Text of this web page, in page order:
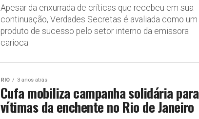
Apesar da enxurrada de críticas que recebeu em sua
continuação, Verdades Secretas é avaliada como um
produto de sucesso pelo setor interno da emissora
carioca
RIO 3 anos atrás
Cufa mobiliza campanha solidária para
vítimas da enchente no Rio de Janeiro